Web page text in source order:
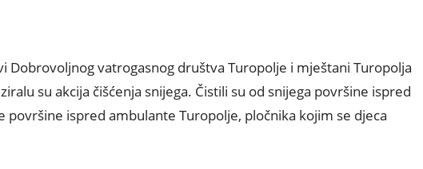
Dobrovoljnog vatrogasnog društva Turopolje i mještani Turopolja
su akcija čišćenja snijega. Čistili su od snijega površine ispred
površine ispred ambulante Turopolje, pločnika kojim se djeca